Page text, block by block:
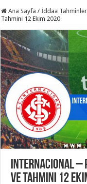
Ana Sayfa / İddaa
Tahmini 12 Ekim 2020
Internacional –
ve Tahmini 12